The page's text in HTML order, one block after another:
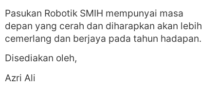
Pasukan Robotik SMIH mempunyai masa
depan yang cerah dan diharapkan akan lebih
cemerlang dan berjaya pada tahun hadapan.
Disediakan oleh,
Azri Ali